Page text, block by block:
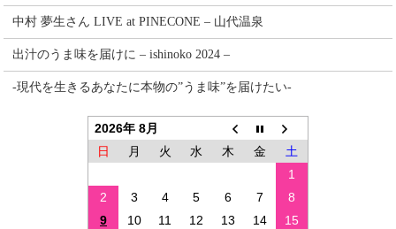
中村 夢生さん LIVE at PINECONE – 山代温泉
出汁のうま味を届けに – ishinoko 2024 –
-現代を生きるあなたに本物の”うま味”を届けたい-
2026年 8月
日
月 火 水 木 金
土
1
2
3 4 5 6 7
8
9
10 11 12 13 14
15